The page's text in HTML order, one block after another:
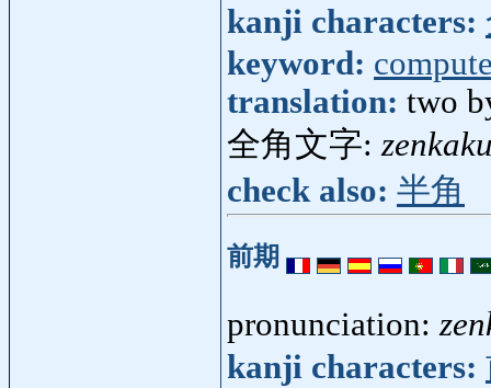
kanji characters:
keyword:
translation: two
全角文字:
check also: 半角
前期
pronunciation:
kanji characters: